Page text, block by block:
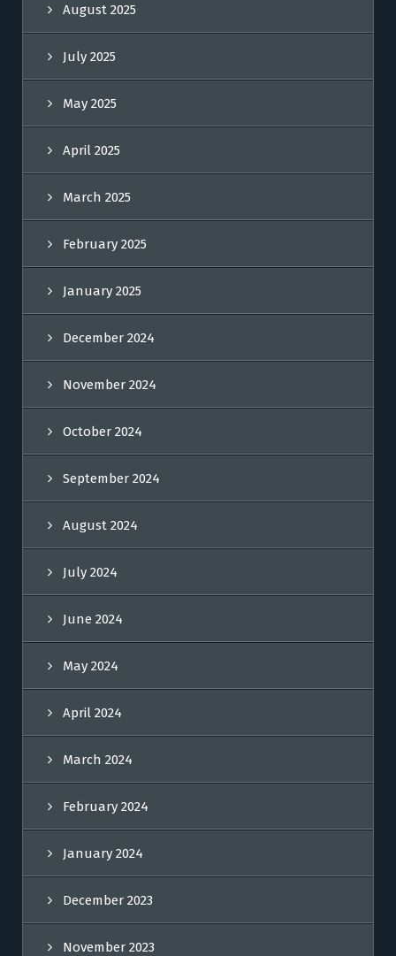
August 2025
July 2025
May 2025
April 2025
March 2025
February 2025
January 2025
December 2024
November 2024
October 2024
September 2024
August 2024
July 2024
June 2024
May 2024
April 2024
March 2024
February 2024
January 2024
December 2023
November 2023